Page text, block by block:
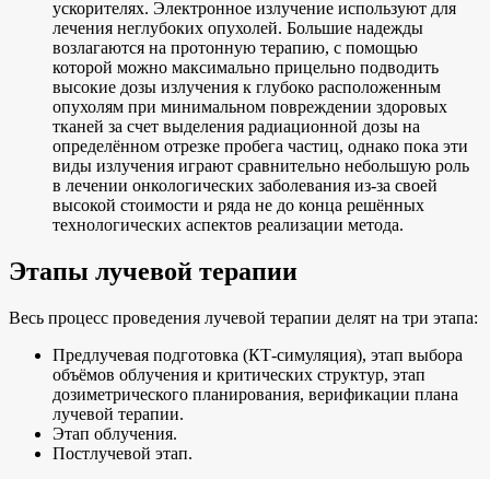
ускорителях. Электронное излучение используют для
лечения неглубоких опухолей. Большие надежды
возлагаются на протонную терапию, с помощью
которой можно максимально прицельно подводить
высокие дозы излучения к глубоко расположенным
опухолям при минимальном повреждении здоровых
тканей за счет выделения радиационной дозы на
определённом отрезке пробега частиц, однако пока эти
виды излучения играют сравнительно небольшую роль
в лечении онкологических заболевания из-за своей
высокой стоимости и ряда не до конца решённых
технологических аспектов реализации метода.
Этапы лучевой терапии
Весь процесс проведения лучевой терапии делят на три этапа:
Предлучевая подготовка (КТ-симуляция), этап выбора
объёмов облучения и критических структур, этап
дозиметрического планирования, верификации плана
лучевой терапии.
Этап облучения.
Постлучевой этап.